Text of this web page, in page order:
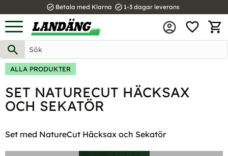
Meny
task_alt Betala med Klarna task_alt 1-3 dagar leverans
ALLA PRODUKTER
SET NATURECUT HÄCKSAX
OCH SEKATÖR
Set med NatureCut Häcksax och Sekatör